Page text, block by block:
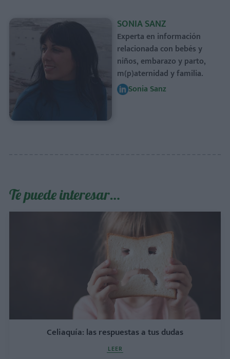
SONIA SANZ
Experta en información
relacionada con bebés y
niños, embarazo y parto,
m(p)aternidad y familia.
Sonia Sanz
Te puede interesar…
Celiaquía: las respuestas a tus dudas
LEER